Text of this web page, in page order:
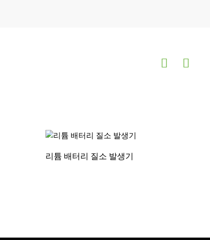
리튬 배터리 질소 발생기